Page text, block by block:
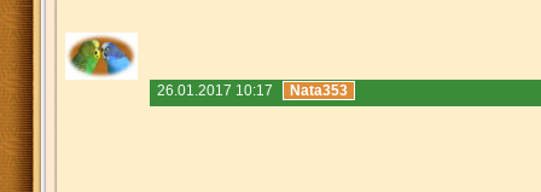
26.01.2017 10:17 Nata353